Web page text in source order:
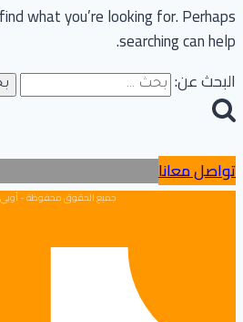
what you’re looking for. Perhaps
searching can help.
البحث عن:
تواصل معانا
جميع الحقوق محفوظة - أوبي -